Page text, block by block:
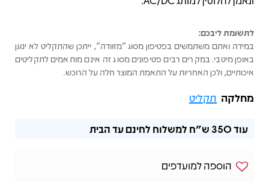
לתשומת ליבכם:
במידה ואתם משתמשים בפטיפון מסוג "מזוודה", ייתכן שהתקליט לא ינוגן
באופן מיטבי. במקרים רבים פטיפונים מסוג זה אינם מותאמים לתקליטים
איכותיים, ולכן האחריות על התאמת המוצר חלה על הרוכש.
מחלקה תקליט
עוד350 ש"ח למשלוח לחינם עד הבית
הוספה למועדפים